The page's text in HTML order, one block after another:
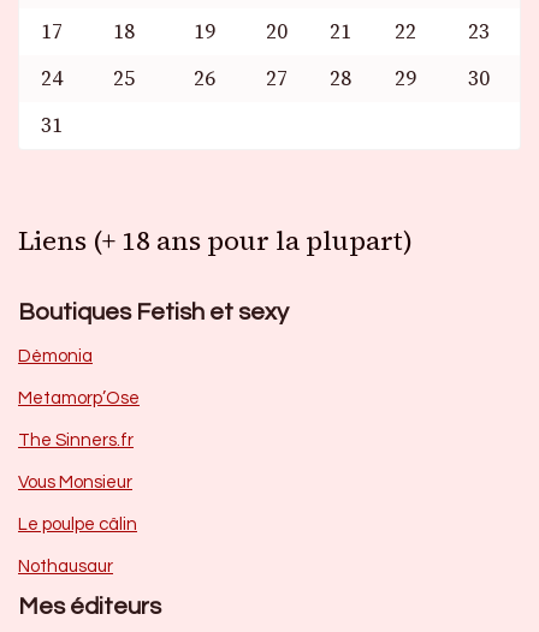
17
18 19 20 21 22
23
24
25 26 27 28 29
30
31
Liens (+ 18 ans pour la plupart)
Boutiques Fetish et sexy
Dèmonia
Metamorp’Ose
The Sinners.fr
Vous Monsieur
Le poulpe câlin
Nothausaur
Mes éditeurs